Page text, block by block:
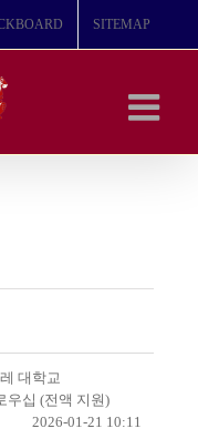
SITEMAP
대학교
우십 (전액 지원)
2026-01-21 10:11